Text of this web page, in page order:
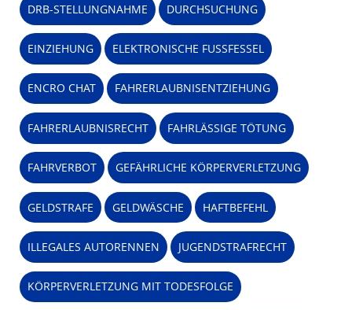
DRB-STELLUNGNAHME DURCHSUCHUNG
EINZIEHUNG ELEKTRONISCHE FUSSFESSEL
ENCRO CHAT FAHRERLAUBNISENTZIEHUNG
FAHRERLAUBNISRECHT FAHRLÄSSIGE TÖTUNG
FAHRVERBOT GEFÄHRLICHE KÖRPERVERLETZUNG
GELDSTRAFE GELDWÄSCHE HAFTBEFEHL
ILLEGALES AUTORENNEN JUGENDSTRAFRECHT
KÖRPERVERLETZUNG MIT TODESFOLGE